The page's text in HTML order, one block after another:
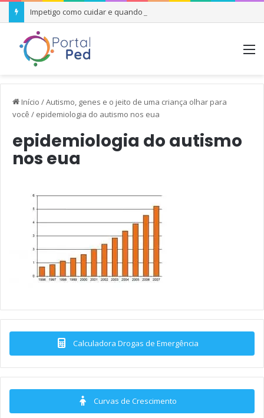
Impetigo como cuidar e quando se preocupar
Início /Autismo, genes e o jeito de uma criança olhar para
você / epidemiologia do autismo nos eua
epidemiologia do autismo
nos eua
Calculadora Drogas de Emergência
Curvas de Crescimento